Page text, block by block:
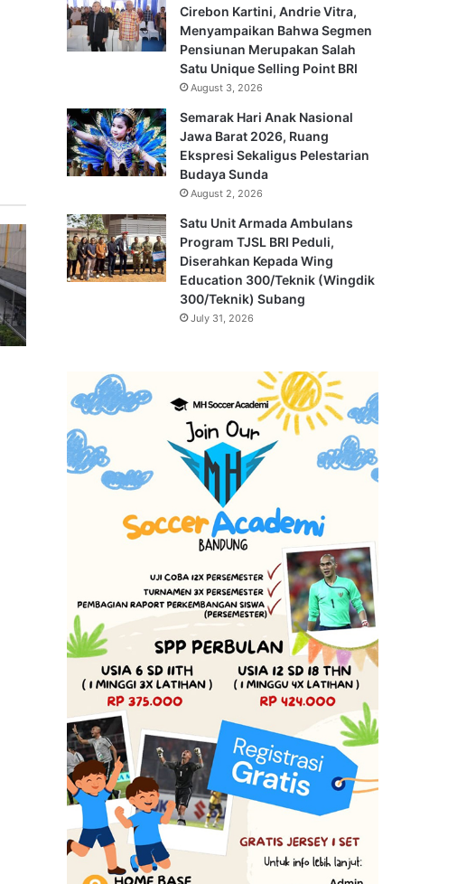
Cirebon Kartini, Andrie Vitra,
Menyampaikan Bahwa Segmen
Pensiunan Merupakan Salah
Satu Unique Selling Point BRI
August 3, 2026
Semarak Hari Anak Nasional
Jawa Barat 2026, Ruang
Ekspresi Sekaligus Pelestarian
Budaya Sunda
August 2, 2026
Satu Unit Armada Ambulans
Program TJSL BRI Peduli,
Diserahkan Kepada Wing
Education 300/Teknik (Wingdik
300/Teknik) Subang
July 31, 2026